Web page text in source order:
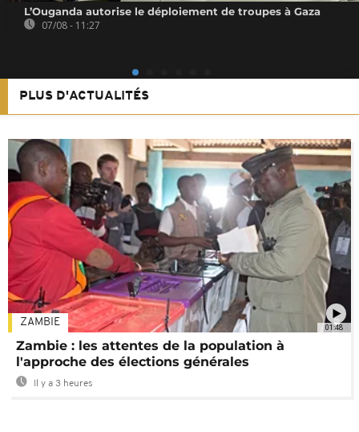
L’Ouganda autorise le déploiement de troupes à Gaza
07/08 - 11:27
PLUS D'ACTUALITÉS
01:48
ZAMBIE
Zambie : les attentes de la population à
l'approche des élections générales
Il y a 3 heures